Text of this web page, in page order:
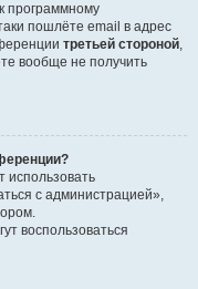
программному
пошлёте email в адрес
третьей стороной,
вообще не получить
использовать
с администрацией»,
воспользоваться